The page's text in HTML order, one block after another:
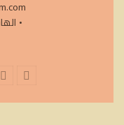
• الهاتف: